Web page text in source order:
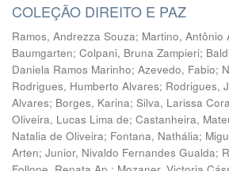
COLEÇÃO DIREITO E PAZ
Ramos, Andrezza Souza; Martino, Antônio
Baumgarten; Colpani, Bruna Zampieri;
Daniela Ramos Marinho; Azevedo, Fabio;
Rodrigues, Humberto Alvares; Rodrigues,
Alvares; Borges, Karina; Silva, Larissa
Oliveira, Lucas Lima de; Castanheira,
Natalia de Oliveira; Fontana, Nathália;
Arten; Junior, Nivaldo Fernandes Gualda;